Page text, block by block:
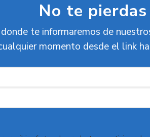
No te
te informaremos de
momento desde el link